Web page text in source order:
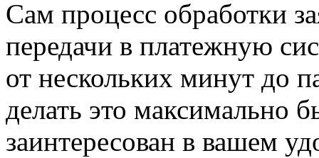
Сам процесс обработки
передачи в платежную
от нескольких минут до
делать это максимально
заинтересован в вашем